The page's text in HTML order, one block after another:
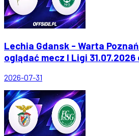
Lechia Gdansk - Warta
oglądać mecz I Ligi
2026-07-31